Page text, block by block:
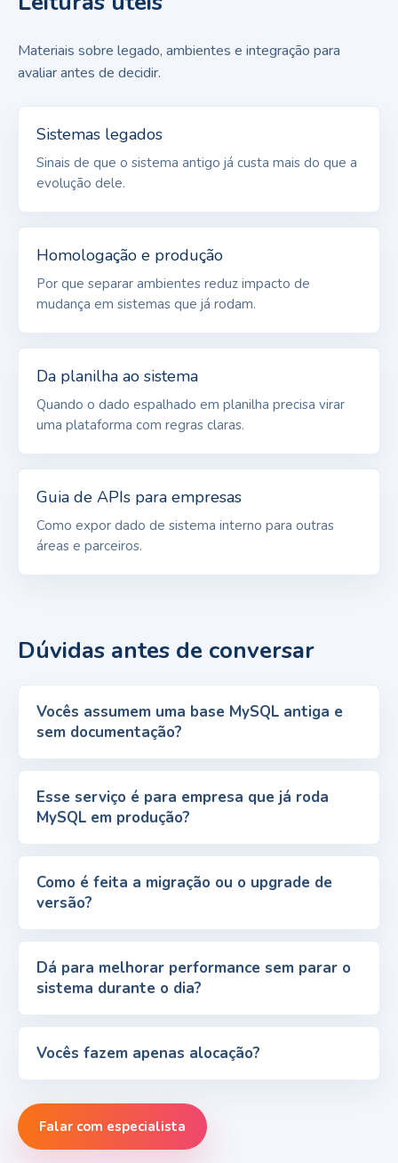
Materiais sobre legado, ambientes e integração para
avaliar antes de decidir.
Sistemas legados
Sinais de que o sistema antigo já custa mais do que a
evolução dele.
Homologação e produção
Por que separar ambientes reduz impacto de
mudança em sistemas que já rodam.
Da planilha ao sistema
Quando o dado espalhado em planilha precisa virar
uma plataforma com regras claras.
Guia de APIs para empresas
Como expor dado de sistema interno para outras
áreas e parceiros.
Dúvidas antes de conversar
Vocês assumem uma base MySQL antiga e
sem documentação?
Esse serviço é para empresa que já roda
MySQL em produção?
Como é feita a migração ou o upgrade de
versão?
Dá para melhorar performance sem parar o
sistema durante o dia?
Vocês fazem apenas alocação?
Falar com especialista